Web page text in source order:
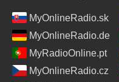
MyOnlineRadio.sk
MyOnlineRadio.de
MyRadioOnline.pt
MyOnlineRadio.cz